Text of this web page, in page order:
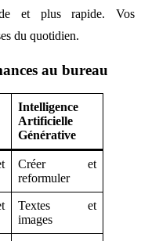
et plus rapide. Vos
du quotidien.
au bureau
Intelligence
Artificielle
Générative
Créer et
reformuler
Textes et
images